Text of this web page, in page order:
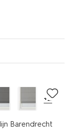
+2
Barendrecht